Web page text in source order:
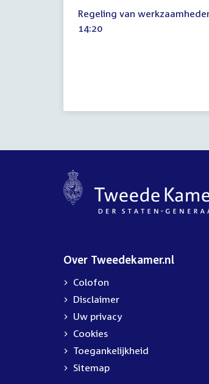
maart
2019
Regeling van
Tijd
14:20
Over Tweedekamer.nl
Colofon
Disclaimer
Uw privacy
Cookies
Toegankelijkheid
Sitemap